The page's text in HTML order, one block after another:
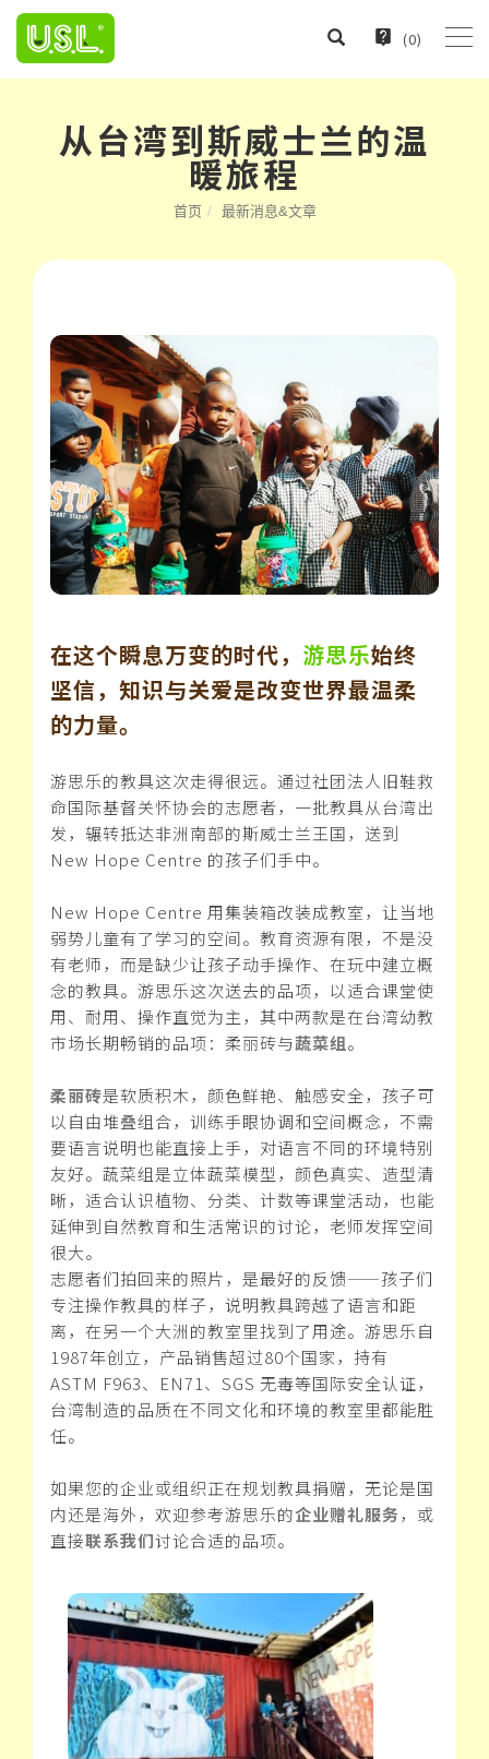
(0)
从台湾到斯威士兰的温
暖旅程
首页 最新消息&文章
在这个瞬息万变的时代， 游思乐始终
坚信，知识与关爱是改变世界最温柔
的力量。
游思乐的教具这次走得很远。通过社团法人旧鞋救
命国际基督关怀协会的志愿者，一批教具从台湾出
发，辗转抵达非洲南部的斯威士兰王国，送到
New Hope Centre 的孩子们手中。
New Hope Centre 用集装箱改装成教室，让当地
弱势儿童有了学习的空间。教育资源有限，不是没
有老师，而是缺少让孩子动手操作、在玩中建立概
念的教具。游思乐这次送去的品项，以适合课堂使
用、耐用、操作直觉为主，其中两款是在台湾幼教
市场长期畅销的品项：柔丽砖与蔬菜组。
柔丽砖是软质积木，颜色鲜艳、触感安全，孩子可
以自由堆叠组合，训练手眼协调和空间概念，不需
要语言说明也能直接上手，对语言不同的环境特别
友好。蔬菜组是立体蔬菜模型，颜色真实、造型清
晰，适合认识植物、分类、计数等课堂活动，也能
延伸到自然教育和生活常识的讨论，老师发挥空间
很大。
志愿者们拍回来的照片，是最好的反馈——孩子们
专注操作教具的样子，说明教具跨越了语言和距
离，在另一个大洲的教室里找到了用途。游思乐自
1987年创立，产品销售超过80个国家，持有
ASTM F963、EN71、SGS 无毒等国际安全认证，
台湾制造的品质在不同文化和环境的教室里都能胜
任。
如果您的企业或组织正在规划教具捐赠，无论是国
内还是海外，欢迎参考游思乐的企业赠礼服务，或
直接联系我们讨论合适的品项。